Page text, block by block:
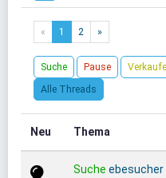
« 1 2 »
Suche Pause Verkaufe
Alle Threads
Neu Thema
Suche ebesucher